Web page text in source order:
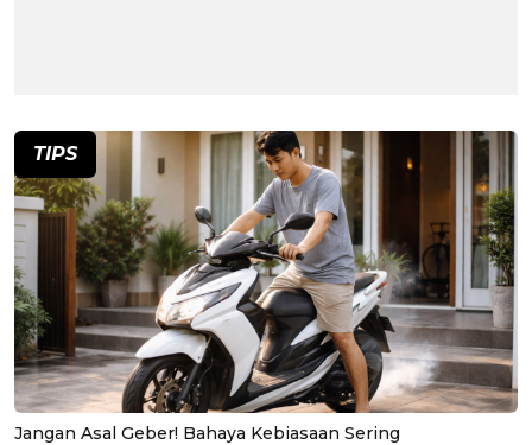
TIPS
Jangan Asal Geber! Bahaya Kebiasaan Sering